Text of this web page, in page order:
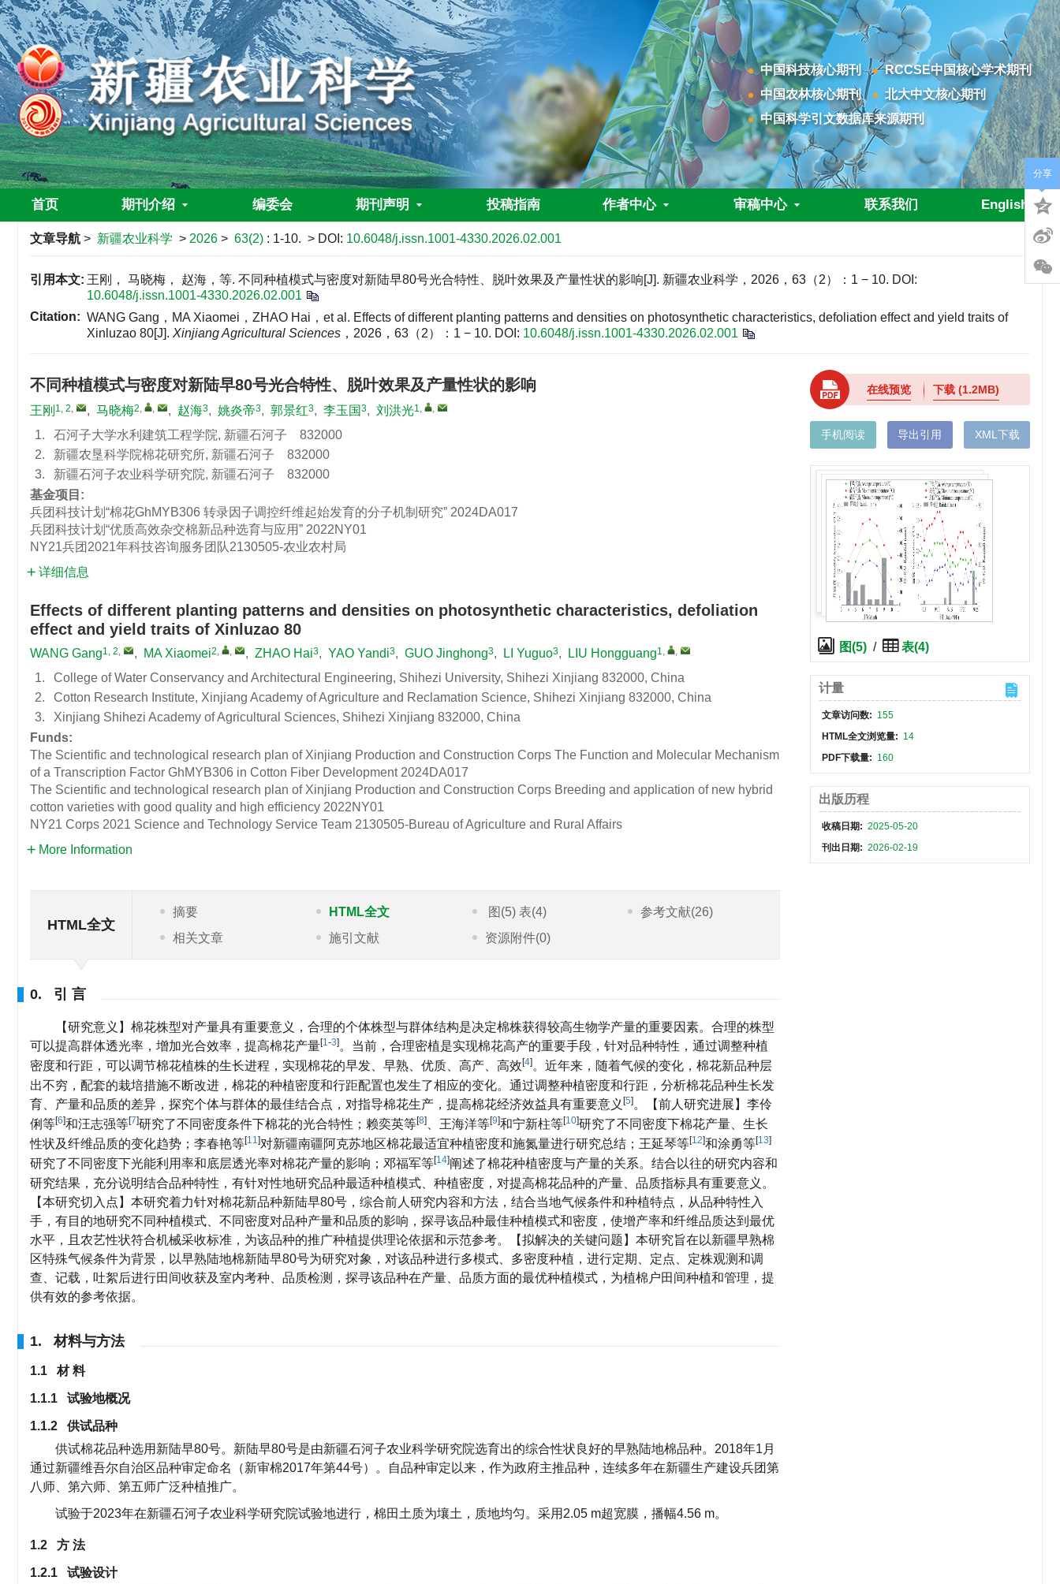
中国科技核心期刊
RCCSE中国核心学术期刊
中国农林核心期刊
北大中文核心期刊
中国科学引文数据库来源期刊
首页 期刊介绍 编委会 期刊声明 投稿指南 作者中心 审稿中心 联系我们 English
文章导航 > 新疆农业科学 > 2026 > 63(2) : 1-10. > DOI: 10.6048/j.issn.1001-4330.2026.02.001
引用本文: 王刚， 马晓梅， 赵海，等. 不同种植模式与密度对新陆早80号光合特性、脱叶效果及产量性状的影响[J]. 新疆农业科学，2026，63（2）：1 − 10. DOI:
10.6048/j.issn.1001-4330.2026.02.001
Citation: WANG Gang，MA Xiaomei，ZHAO Hai，et al. Effects of different planting patterns and densities on photosynthetic characteristics, defoliation effect and yield traits of
Xinluzao 80[J]. Xinjiang Agricultural Sciences ，2026，63（2）：1 − 10. DOI: 10.6048/j.issn.1001-4330.2026.02.001
不同种植模式与密度对新陆早80号光合特性、脱叶效果及产量性状的影响
王刚 1, 2, , 马晓梅2, , , 赵海3, 姚炎帝3, 郭景红3, 李玉国3, 刘洪光1, ,
1.
石河子大学水利建筑工程学院, 新疆石河子 832000
2.
新疆农垦科学院棉花研究所, 新疆石河子 832000
3.
新疆石河子农业科学研究院, 新疆石河子 832000
基金项目:
兵团科技计划“棉花GhMYB306 转录因子调控纤维起始发育的分子机制研究” 2024DA017
兵团科技计划“优质高效杂交棉新品种选育与应用” 2022NY01
NY21兵团2021年科技咨询服务团队2130505-农业农村局
详细信息
Effects of different planting patterns and densities on photosynthetic characteristics, defoliation
effect and yield traits of Xinluzao 80
WANG Gang1, 2, , MA Xiaomei2, , , ZHAO Hai3, YAO Yandi3, GUO Jinghong3, LI Yuguo3, LIU Hongguang1, ,
1.
College of Water Conservancy and Architectural Engineering, Shihezi University, Shihezi Xinjiang 832000, China
2.
Cotton Research Institute, Xinjiang Academy of Agriculture and Reclamation Science, Shihezi Xinjiang 832000, China
3.
Xinjiang Shihezi Academy of Agricultural Sciences, Shihezi Xinjiang 832000, China
Funds:
The Scientific and technological research plan of Xinjiang Production and Construction Corps The Function and Molecular Mechanism
of a Transcription Factor GhMYB306 in Cotton Fiber Development 2024DA017
The Scientific and technological research plan of Xinjiang Production and Construction Corps Breeding and application of new hybrid
cotton varieties with good quality and high efficiency 2022NY01
NY21 Corps 2021 Science and Technology Service Team 2130505-Bureau of Agriculture and Rural Affairs
More Information
HTML全文
摘要 HTML全文 图 (5)表(4) 参考文献(26)
相关文章
施引文献 资源附件(0)
0. 引 言
【研究意义】棉花株型对产量具有重要意义，合理的个体株型与群体结构是决定棉株获得较高生物学产量的重要因素。合理的株型
可以提高群体透光率，增加光合效率，提高棉花产量[1-3] 。当前，合理密植是实现棉花高产的重要手段，针对品种特性，通过调整种植
密度和行距，可以调节棉花植株的生长进程，实现棉花的早发、早熟、优质、高产、高效 [4] 。近年来，随着气候的变化，棉花新品种层
出不穷，配套的栽培措施不断改进，棉花的种植密度和行距配置也发生了相应的变化。通过调整种植密度和行距，分析棉花品种生长发
育、产量和品质的差异，探究个体与群体的最佳结合点，对指导棉花生产，提高棉花经济效益具有重要意义 [5] 。【前人研究进展】李伶
俐等[6]和汪志强等[7]研究了不同密度条件下棉花的光合特性；赖奕英等[8] 、王海洋等[9]和宁新柱等[10]研究了不同密度下棉花产量、生长
性状及纤维品质的变化趋势；李春艳等[11]对新疆南疆阿克苏地区棉花最适宜种植密度和施氮量进行研究总结；王延琴等[12]和涂勇等[13]
研究了不同密度下光能利用率和底层透光率对棉花产量的影响；邓福军等[14]阐述了棉花种植密度与产量的关系。结合以往的研究内容和
研究结果，充分说明结合品种特性，有针对性地研究品种最适种植模式、种植密度，对提高棉花品种的产量、品质指标具有重要意义。
【本研究切入点】本研究着力针对棉花新品种新陆早80号，综合前人研究内容和方法，结合当地气候条件和种植特点，从品种特性入
手，有目的地研究不同种植模式、不同密度对品种产量和品质的影响，探寻该品种最佳种植模式和密度，使增产率和纤维品质达到最优
水平，且农艺性状符合机械采收标准，为该品种的推广种植提供理论依据和示范参考。【拟解决的关键问题】本研究旨在以新疆早熟棉
区特殊气候条件为背景，以早熟陆地棉新陆早80号为研究对象，对该品种进行多模式、多密度种植，进行定期、定点、定株观测和调
查、记载，吐絮后进行田间收获及室内考种、品质检测，探寻该品种在产量、品质方面的最优种植模式，为植棉户田间种植和管理，提
供有效的参考依据。
1. 材料与方法
1.1 材 料
1.1.1 试验地概况
1.1.2 供试品种
供试棉花品种选用新陆早80号。新陆早80号是由新疆石河子农业科学研究院选育出的综合性状良好的早熟陆地棉品种。2018年1月
通过新疆维吾尔自治区品种审定命名（新审棉2017年第44号）。自品种审定以来，作为政府主推品种，连续多年在新疆生产建设兵团第
八师、第六师、第五师广泛种植推广。
试验于2023年在新疆石河子农业科学研究院试验地进行，棉田土质为壤土，质地均匀。采用2.05 m超宽膜，播幅4.56 m。
1.2 方 法
1.2.1 试验设计
在线预览 下载(1.2MB)
手机阅读 导出引用 XML下载
图(5) / 表(4)
计量
文章访问数: 155
HTML全文浏览量: 14
PDF下载量: 160
出版历程
收稿日期: 2025-05-20
刊出日期: 2026-02-19
分享